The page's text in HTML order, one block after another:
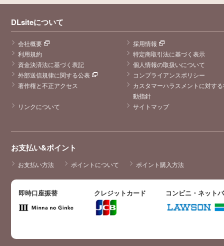
DLsiteについて
会社概要
採用情報
利用規約
特定商取引法に基づく表示
資金決済法に基づく表記
個人情報の取扱いについて
外部送信規律に関する公表
コンプライアンスポリシー
著作権と不正アクセス
カスタマーハラスメントに対す
動指針
リンクについて
サイトマップ
お支払い&ポイント
お支払い方法 ポイントについて ポイント購入方法
即時口座振替 クレジットカード コンビニ・ネット